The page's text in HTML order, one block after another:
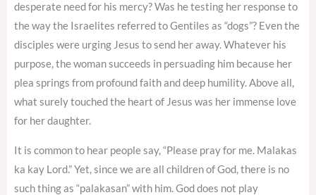
desperate need for his mercy? Was he testing her response to
the way the Israelites referred to Gentiles as “dogs”? Even the
disciples were urging Jesus to send her away. Whatever his
purpose, the woman succeeds in persuading him because her
plea springs from profound faith and deep humility. Above all,
what surely touched the heart of Jesus was her immense love
for her daughter.
It is common to hear people say, “Please pray for me. Malakas
ka kay Lord.” Yet, since we are all children of God, there is no
such thing as “palakasan” with him. God does not play